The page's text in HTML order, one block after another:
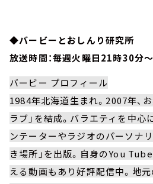
◆バービーとおしんり研究所
放送時間：毎週火曜日21時30分
バービー プロフィール
1984年北海道生まれ。2007年、
ラブ」を結成。バラエティを中心
ンテーターやラジオのパーソナリ
き場所」を出版。自身のYou
える動画もあり好評配信中。地